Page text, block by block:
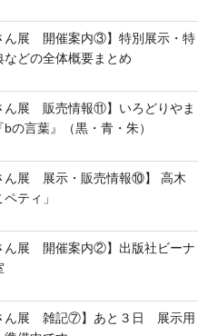
ん展 開催案内③】特別展示・特
などの全体概要まとめ
ん展 販売情報⑪】いろどりやま
の言葉』（黒・青・朱）
ん展 展示・販売情報⑩】 高木
ティ」
ん展 開催案内②】出版社ビーナ
ん展 雑記⑦】あと３日 展示用